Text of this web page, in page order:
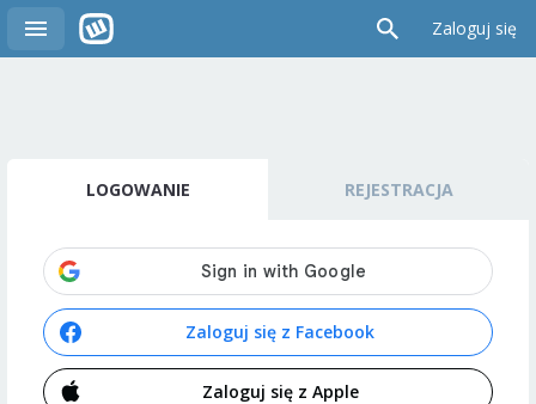
Zaloguj się
LOGOWANIE REJESTRACJA
Zaloguj się z Facebook
Zaloguj się z Apple